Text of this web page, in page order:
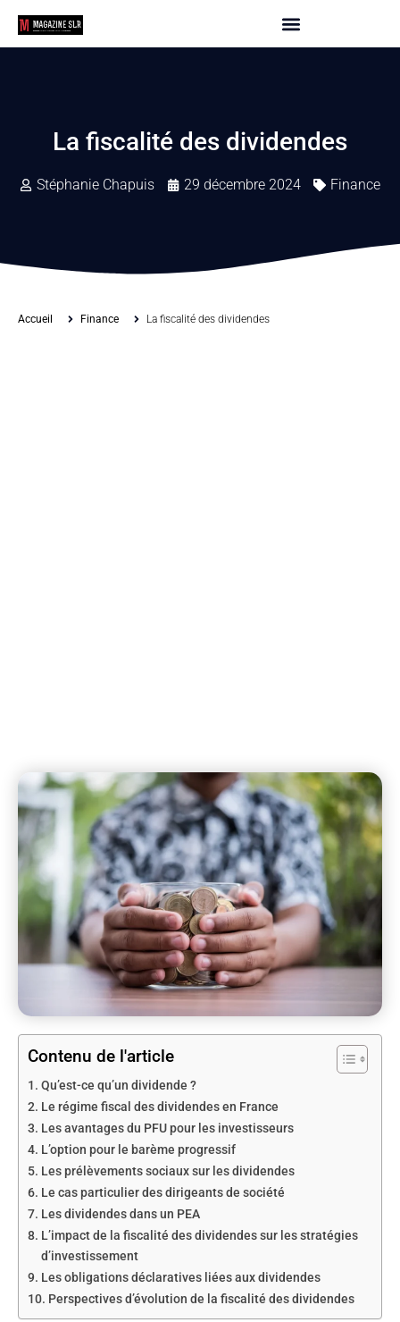
La fiscalité des dividendes
Stéphanie Chapuis 29 décembre 2024 Finance
Accueil Finance La fiscalité des dividendes
Contenu de l'article
Qu’est-ce qu’un dividende ?
Le régime fiscal des dividendes en France
Les avantages du PFU pour les investisseurs
L’option pour le barème progressif
Les prélèvements sociaux sur les dividendes
Le cas particulier des dirigeants de société
Les dividendes dans un PEA
L’impact de la fiscalité des dividendes sur les stratégies
d’investissement
Les obligations déclaratives liées aux dividendes
Perspectives d’évolution de la fiscalité des dividendes